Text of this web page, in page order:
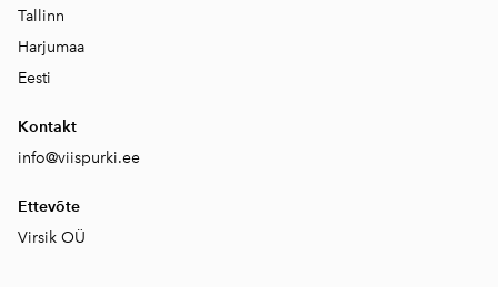
Tallinn
Harjumaa
Eesti
Kontakt
info@viispurki.ee
Ettevõte
Virsik OÜ